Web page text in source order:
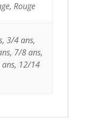
Rouge
3/4 ans,
7/8 ans,
12/14